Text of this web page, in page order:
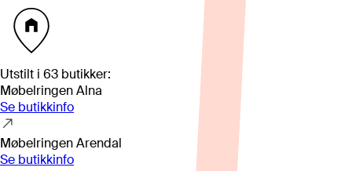
Utstilt i 63 butikker:
Møbelringen Alna
Se butikkinfo
Møbelringen Arendal
Se butikkinfo